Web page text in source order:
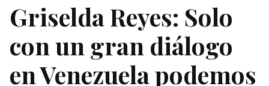
Griselda Reyes: Solo
con un gran diálogo
en Venezuela podemos